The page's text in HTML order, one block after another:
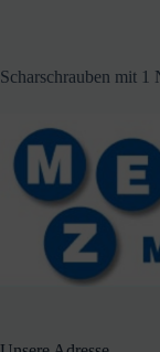
Scharschrauben mit 1